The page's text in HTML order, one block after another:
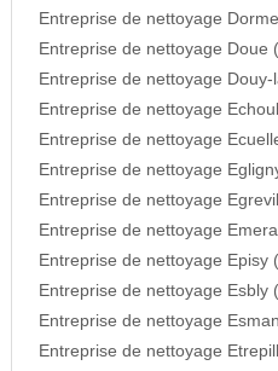
Entreprise de nettoyage
Entreprise de nettoyage Doue
Entreprise de nettoyage
Entreprise de nettoyage
Entreprise de nettoyage
Entreprise de nettoyage
Entreprise de nettoyage
Entreprise de nettoyage
Entreprise de nettoyage Episy
Entreprise de nettoyage Esbly
Entreprise de nettoyage
Entreprise de nettoyage